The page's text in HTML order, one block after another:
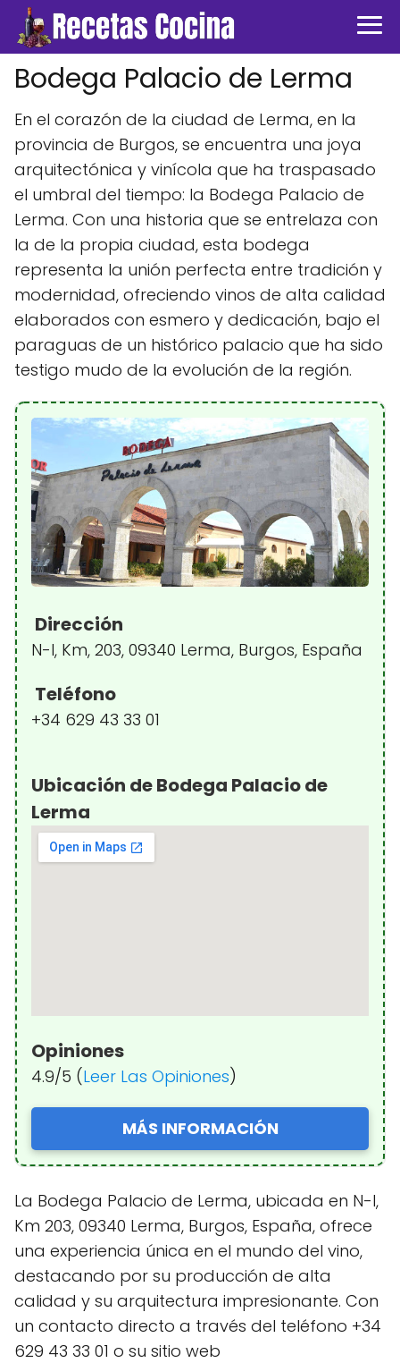
Bodega Palacio de Lerma
En el corazón de la ciudad de Lerma, en la
provincia de Burgos, se encuentra una joya
arquitectónica y vinícola que ha traspasado
el umbral del tiempo: la Bodega Palacio de
Lerma. Con una historia que se entrelaza con
la de la propia ciudad, esta bodega
representa la unión perfecta entre tradición y
modernidad, ofreciendo vinos de alta calidad
elaborados con esmero y dedicación, bajo el
paraguas de un histórico palacio que ha sido
testigo mudo de la evolución de la región.
Dirección
N-I, Km, 203, 09340 Lerma, Burgos, España
Teléfono
+34 629 43 33 01
Ubicación de Bodega Palacio de
Lerma
Opiniones
4.9/5 (Leer Las Opiniones)
MÁS INFORMACIÓN
La Bodega Palacio de Lerma, ubicada en N-I,
Km 203, 09340 Lerma, Burgos, España, ofrece
una experiencia única en el mundo del vino,
destacando por su producción de alta
calidad y su arquitectura impresionante. Con
un contacto directo a través del teléfono +34
629 43 33 01 o su sitio web